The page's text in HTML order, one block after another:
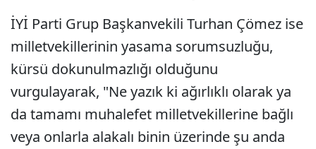
İYİ Parti Grup Başkanvekili Turhan Çömez ise
milletvekillerinin yasama sorumsuzluğu,
kürsü dokunulmazlığı olduğunu
vurgulayarak, "Ne yazık ki ağırlıklı olarak ya
da tamamı muhalefet milletvekillerine bağlı
veya onlarla alakalı binin üzerinde şu anda